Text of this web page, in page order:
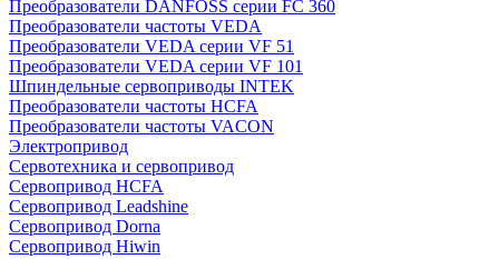
Преобразователи DANFOSS серии FC 360
Преобразователи частоты VEDA
Преобразователи VEDA серии VF 51
Преобразователи VEDA серии VF 101
Шпиндельные сервоприводы INTEK
Преобразователи частоты HCFA
Преобразователи частоты VACON
Электропривод
Сервотехника и сервопривод
Сервопривод HCFA
Сервопривод Leadshine
Сервопривод Dorna
Сервопривод Hiwin